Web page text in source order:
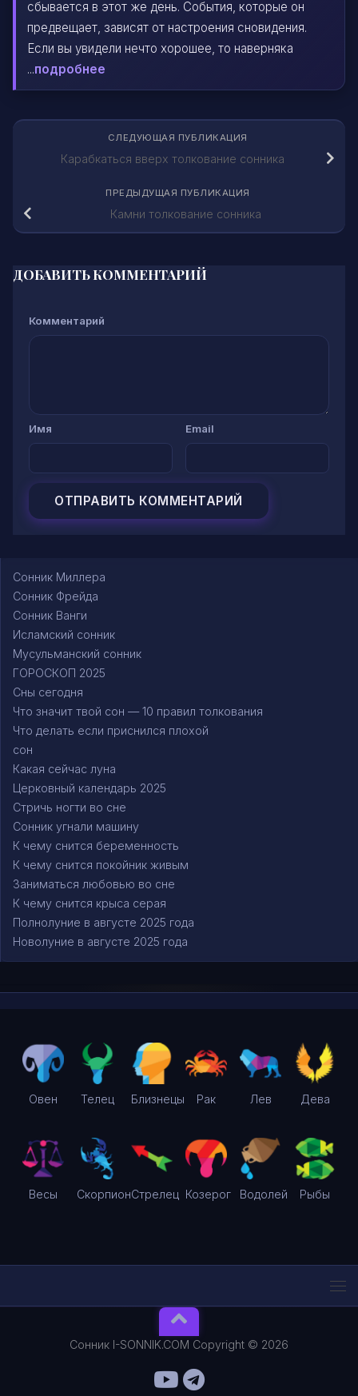
сбывается в этот же день. События, которые он
предвещает, зависят от настроения сновидения.
Если вы увидели нечто хорошее, то наверняка
...подробнее
СЛЕДУЮЩАЯ ПУБЛИКАЦИЯ
Карабкаться вверх толкование сонника
ПРЕДЫДУЩАЯ ПУБЛИКАЦИЯ
Камни толкование сонника
ДОБАВИТЬ КОММЕНТАРИЙ
Комментарий
Имя Email
Сонник Миллера
Сонник Фрейда
Сонник Ванги
Исламский сонник
Мусульманский сонник
ГОРОСКОП 2025
Сны сегодня
Что значит твой сон — 10 правил толкования
Что делать если приснился плохой
сон
Какая сейчас луна
Церковный календарь 2025
Стричь ногти во сне
Сонник угнали машину
К чему снится беременность
К чему снится покойник живым
Заниматься любовью во сне
К чему снится крыса серая
Полнолуние в августе 2025 года
Новолуние в августе 2025 года
Овен Телец Близнецы Рак Лев Дева
Весы СкорпионСтрелец Козерог Водолей Рыбы
Сонник I-SONNIK.COM Copyright © 2026